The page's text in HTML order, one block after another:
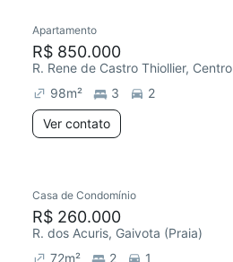
Apartamento
R$ 850.000
R. Rene de Castro Thiollier, Centro
98m² 3
2
Ver contato
Casa de Condomínio
R$ 260.000
R. dos Acuris, Gaivota (Praia)
72m² 2 1